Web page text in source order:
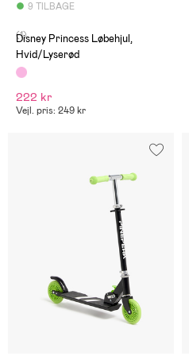
9 TILBAGE
(1)
Disney Princess Løbehjul,
Hvid/Lyserød
222 kr
Vejl. pris: 249 kr